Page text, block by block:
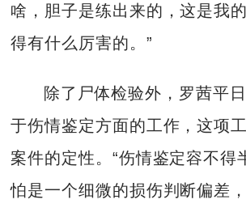
啥，胆子是练出来的，这是我
得有什么厉害的。”
除了尸体检验外，罗茜平
于伤情鉴定方面的工作，这项
案件的定性。“伤情鉴定容不得
怕是一个细微的损伤判断偏差